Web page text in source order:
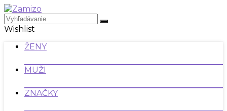
Wishlist
ŽENY
MUŽI
ZNAČKY